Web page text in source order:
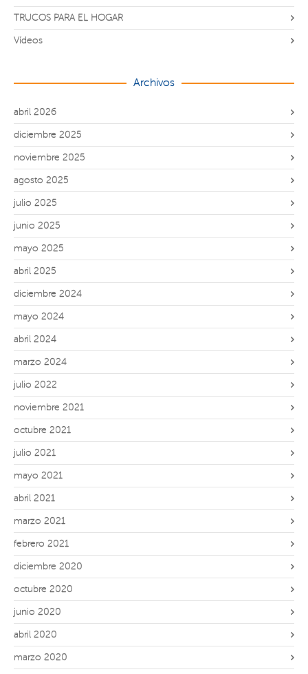
TRUCOS PARA EL HOGAR
Vídeos
Archivos
abril 2026
diciembre 2025
noviembre 2025
agosto 2025
julio 2025
junio 2025
mayo 2025
abril 2025
diciembre 2024
mayo 2024
abril 2024
marzo 2024
julio 2022
noviembre 2021
octubre 2021
julio 2021
mayo 2021
abril 2021
marzo 2021
febrero 2021
diciembre 2020
octubre 2020
junio 2020
abril 2020
marzo 2020